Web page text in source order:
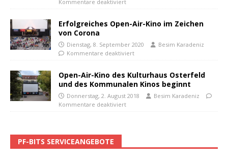
Kommentare deaktiviert
Erfolgreiches Open-Air-Kino im Zeichen
von Corona
Dienstag, 8. September 2020
Besim Karadeniz
Kommentare deaktiviert
Open-Air-Kino des Kulturhaus Osterfeld
und des Kommunalen Kinos beginnt
Donnerstag, 2. August 2018
Besim Karadeniz
Kommentare deaktiviert
PF-BITS SERVICEANGEBOTE